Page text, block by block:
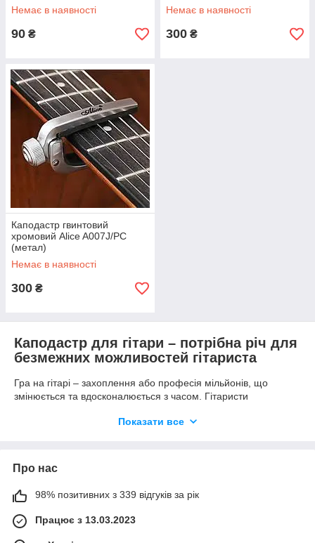
Немає в наявності
90 ₴
Немає в наявності
300 ₴
Каподастр гвинтовий
хромовий Alice A007J/PC
(метал)
Немає в наявності
300 ₴
Каподастр для гітари – потрібна річ для
безмежних можливостей гітариста
Гра на гітарі – захоплення або професія мільйонів, що
змінюється та вдосконалюється з часом. Гітаристи
спеціальних аксесуарів, одним з яких є каподастр.
затискачі струн гітари, які дозволяють змінити лад,
струни. Аксесуар фіксує їх на потрібному ладу, таким чином
Який каподастр купити – залежить від гітари та потреб
гітариста, адже сучасний ринок пропонує різні види.
Показати все
Про нас
98% позитивних з 339 відгуків за рік
Працює з 13.03.2023